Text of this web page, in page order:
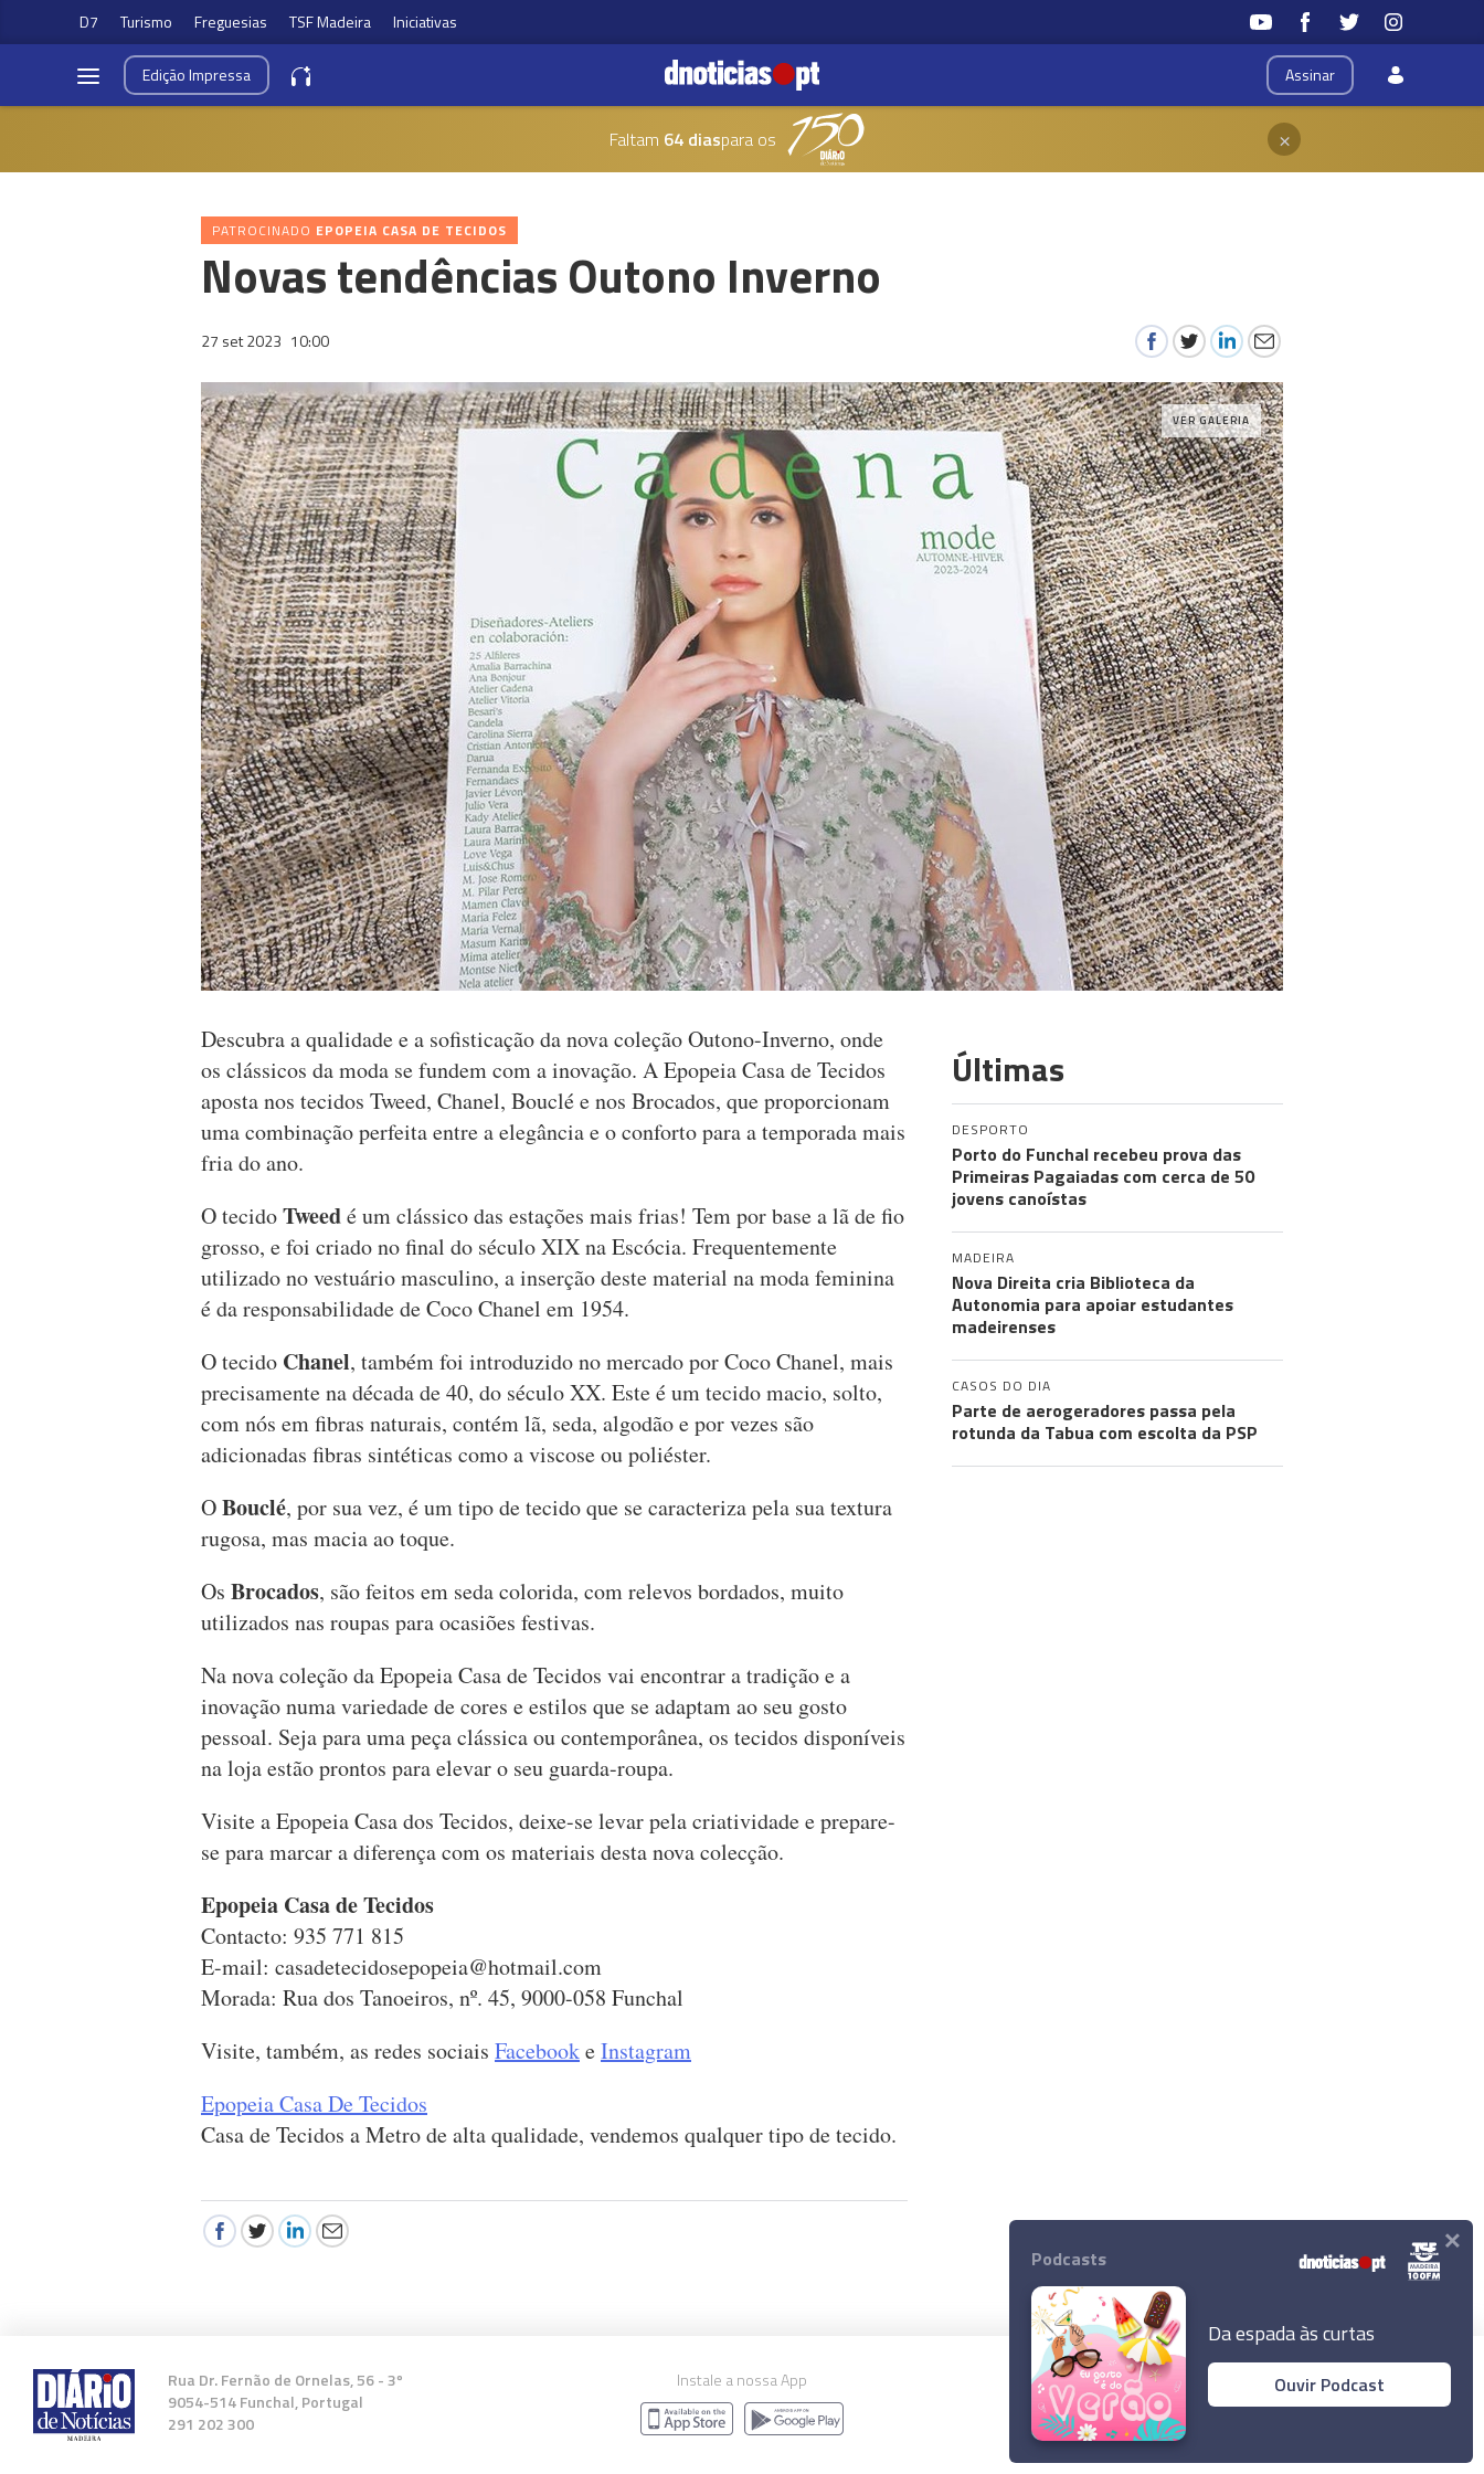
D7 Turismo Freguesias TSF Madeira Iniciativas
Assinar
EdiçãoImpressa
Faltam 64 diaspara os ×
PATROCINADO EPOPEIA CASA DE TECIDOS
Novas tendências Outono Inverno
27 set 2023 10:00
VER GALERIA
Descubra a qualidade e a sofisticação da nova coleção Outono-Inverno, onde
os clássicos da moda se fundem com a inovação. A Epopeia Casa de Tecidos
aposta nos tecidos Tweed, Chanel, Bouclé e nos Brocados, que proporcionam
uma combinação perfeita entre a elegância e o conforto para a temporada mais
fria do ano.
O tecidoTweedé um clássico das estações mais frias! Tem por base a lã de fio
grosso, e foi criado no final do século XIX na Escócia. Frequentemente
utilizado no vestuário masculino, a inserção deste material na moda feminina
é da responsabilidade de Coco Chanel em 1954.
O tecido Chanel, também foi introduzido no mercado por Coco Chanel, mais
precisamente na década de 40, do século XX. Este é um tecido macio, solto,
com nós em fibras naturais, contém lã, seda, algodão e por vezes são
adicionadas fibras sintéticas como a viscose ou poliéster.
OBouclé, por sua vez, é um tipo de tecido que se caracteriza pela sua textura
rugosa, mas macia ao toque.
Os Brocados, são feitos em seda colorida, com relevos bordados, muito
utilizados nas roupas para ocasiões festivas.
Na nova coleção da Epopeia Casa de Tecidos vai encontrar a tradição e a
inovação numa variedade de cores e estilos que se adaptam ao seu gosto
pessoal. Seja para uma peça clássica ou contemporânea, os tecidos disponíveis
na loja estão prontos para elevar o seu guarda-roupa.
Visite a Epopeia Casa dos Tecidos, deixe-se levar pela criatividade e prepare-
se para marcar a diferença com os materiais desta nova colecção.
Epopeia Casa de Tecidos
Contacto: 935 771 815
E-mail: casadetecidosepopeia@hotmail.com
Morada: Rua dos Tanoeiros, nº. 45, 9000-058 Funchal
Visite, também, as redes sociais FacebookeInstagram
Epopeia Casa De Tecidos
Casa de Tecidos a Metro de alta qualidade, vendemos qualquer tipo de tecido.
Últimas
DESPORTO
Porto do Funchal recebeu prova das
Primeiras Pagaiadas com cerca de 50
jovens canoístas
MADEIRA
Nova Direita cria Biblioteca da
Autonomia para apoiar estudantes
madeirenses
CASOS DO DIA
Parte de aerogeradores passa pela
rotunda da Tabua com escolta da PSP
Rua Dr. Fernão de Ornelas, 56 - 3º
9054-514 Funchal, Portugal
291 202 300
Instale a nossa App
© 2023 Empresa Diário de Notícias, Lda.
Podcasts
Da espada às curtas
Ouvir Podcast
×